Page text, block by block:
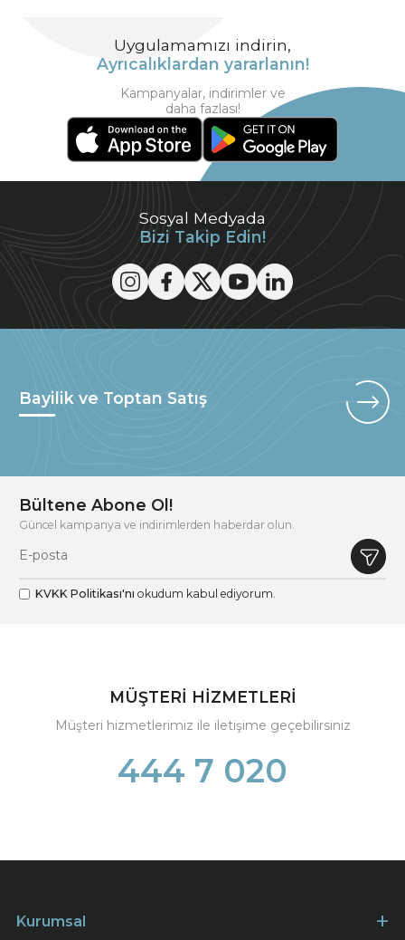
Sosyal Medyada
Bizi Takip Edin!
Uygulamamızı indirin,
Ayrıcalıklardan yararlanın!
Kampanyalar, indirimler ve
daha fazlası!
Bayilik ve Toptan Satış
Bültene Abone Ol!
Güncel kampanya ve indirimlerden haberdar olun.
KVKK Politikası'nı okudum kabul ediyorum.
MÜŞTERİ HİZMETLERİ
Müşteri hizmetlerimiz ile iletişime geçebilirsiniz
444 7 020
Kurumsal